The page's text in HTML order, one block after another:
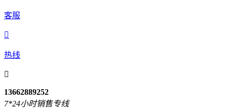
客服

热线

13662889252
7*24小时销售专线